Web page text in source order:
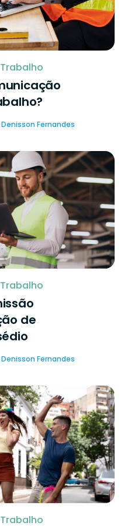
Denisson Fernandes
de
Denisson Fernandes